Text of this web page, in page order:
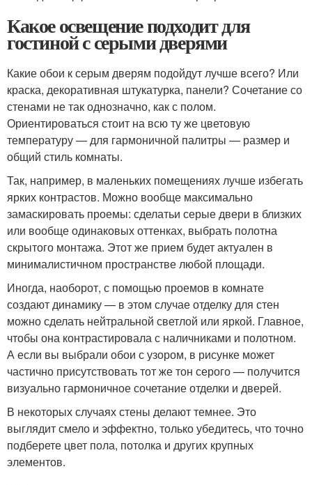
Какое освещение подходит для
гостиной с серыми дверями
Какие обои к серым дверям подойдут лучше всего? Или
краска, декоративная штукатурка, панели? Сочетание со
стенами не так однозначно, как с полом.
Ориентироваться стоит на всю ту же цветовую
температуру — для гармоничной палитры — размер и
общий стиль комнаты.
Так, например, в маленьких помещениях лучше избегать
ярких контрастов. Можно вообще максимально
замаскировать проемы: сделатьи серые двери в близких
или вообще одинаковых оттенках, выбрать полотна
скрытого монтажа. Этот же прием будет актуален в
минималистичном пространстве любой площади.
Иногда, наоборот, с помощью проемов в комнате
создают динамику — в этом случае отделку для стен
можно сделать нейтральной светлой или яркой. Главное,
чтобы она контрастировала с наличниками и полотном.
А если вы выбрали обои с узором, в рисунке может
частично присутствовать тот же тон серого — получится
визуально гармоничное сочетание отделки и дверей.
В некоторых случаях стены делают темнее. Это
выглядит смело и эффектно, только убедитесь, что точно
подберете цвет пола, потолка и других крупных
элементов.